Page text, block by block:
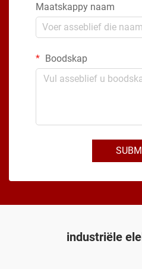
Maatskappy naam
Boodskap
industriële